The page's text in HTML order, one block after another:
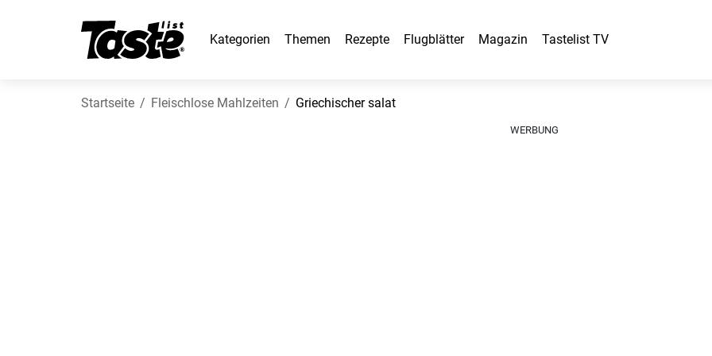
Kategorien Themen Rezepte Flugblätter Magazin Tastelist TV
Startseite Fleischlose Mahlzeiten Griechischer salat
WERBUNG